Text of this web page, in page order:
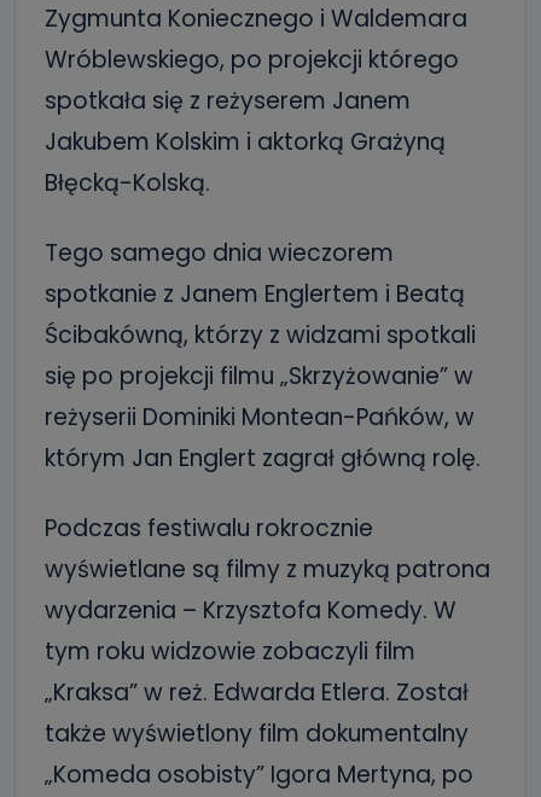
Zygmunta Koniecznego i Waldemara
Wróblewskiego, po projekcji którego
spotkała się z reżyserem Janem
Jakubem Kolskim i aktorką Grażyną
Błęcką-Kolską.
Tego samego dnia wieczorem
spotkanie z Janem Englertem i Beatą
Ścibakówną, którzy z widzami spotkali
się po projekcji filmu „Skrzyżowanie” w
reżyserii Dominiki Montean-Pańków, w
którym Jan Englert zagrał główną rolę.
Podczas festiwalu rokrocznie
wyświetlane są filmy z muzyką patrona
wydarzenia – Krzysztofa Komedy. W
tym roku widzowie zobaczyli film
„Kraksa” w reż. Edwarda Etlera. Został
także wyświetlony film dokumentalny
„Komeda osobisty” Igora Mertyna, po